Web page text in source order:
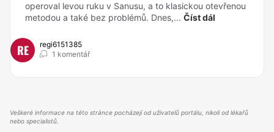
operoval levou ruku v Sanusu, a to klasickou otevřenou
metodou a také bez problémů. Dnes,... Číst dál
RE
regi6151385
1 komentář
Veškeré informace na této stránce pocházejí od uživatelů portálu, nikoli od lékařů
nebo specialistů.